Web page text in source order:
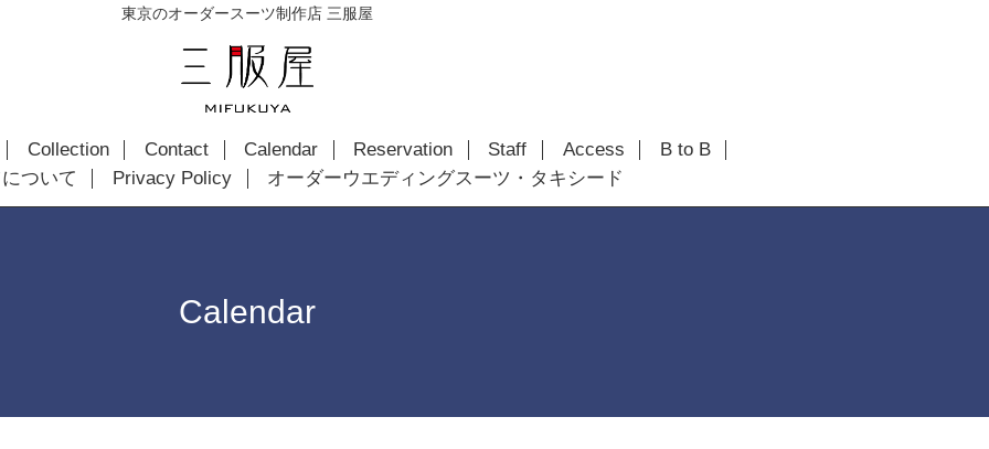
東京のオーダースーツ制作店 三服屋
Collection Contact Calendar Reservation Staff Access
B to B
ついて
Privacy Policy オーダーウエディングスーツ・タキシード
Calendar